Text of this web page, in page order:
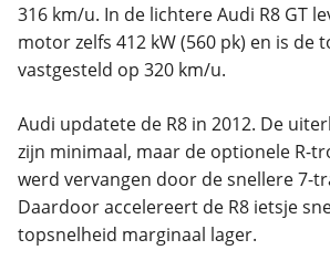
316 km/u. In de lichtere Audi R8 GT
motor zelfs 412 kW (560 pk) en is de
vastgesteld op 320 km/u.
Audi updatete de R8 in 2012. De
zijn minimaal, maar de optionele R-
werd vervangen door de snellere 7-
Daardoor accelereert de R8 ietsje
topsnelheid marginaal lager.